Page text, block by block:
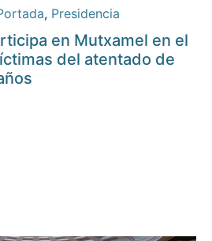
, Presidencia
en Mutxamel en el
del atentado de